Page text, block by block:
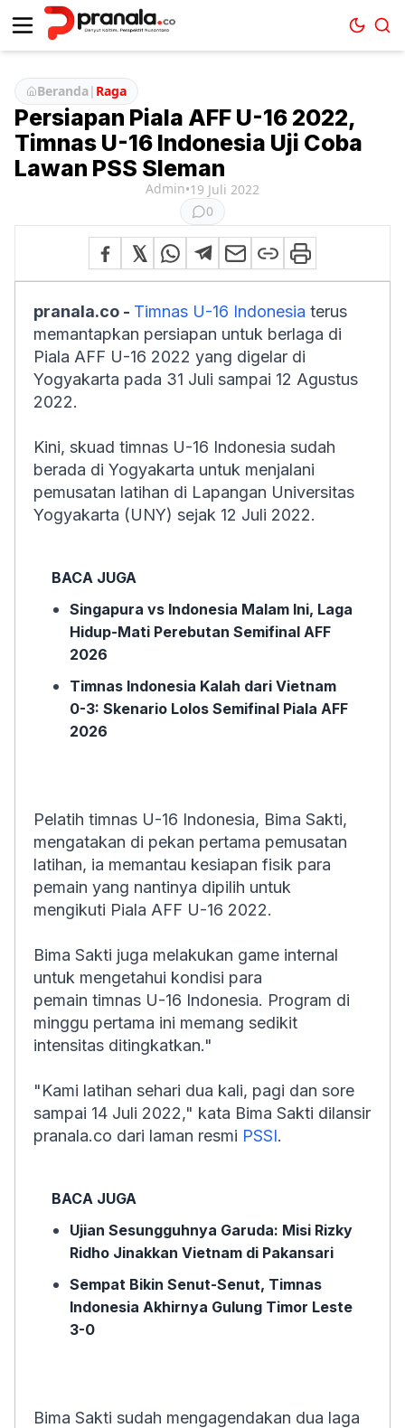
Beranda| Raga
Persiapan Piala AFF U-16 2022,
Timnas U-16 Indonesia Uji Coba
Lawan PSS Sleman
Admin•19 Juli 2022
0
pranala.co - Timnas U-16 Indonesia terus
memantapkan persiapan untuk berlaga di
Piala AFF U-16 2022 yang digelar di
Yogyakarta pada 31 Juli sampai 12 Agustus
2022.
Kini, skuad timnas U-16 Indonesia sudah
berada di Yogyakarta untuk menjalani
pemusatan latihan di Lapangan Universitas
Yogyakarta (UNY) sejak 12 Juli 2022.
BACA JUGA
Singapura vs Indonesia Malam Ini, Laga
Hidup-Mati Perebutan Semifinal AFF
2026
Timnas Indonesia Kalah dari Vietnam
0-3: Skenario Lolos Semifinal Piala AFF
2026
Pelatih timnas U-16 Indonesia, Bima Sakti,
mengatakan di pekan pertama pemusatan
latihan, ia memantau kesiapan fisik para
pemain yang nantinya dipilih untuk
mengikuti Piala AFF U-16 2022.
Bima Sakti juga melakukan game internal
untuk mengetahui kondisi para
pemain timnas U-16 Indonesia. Program di
minggu pertama ini memang sedikit
intensitas ditingkatkan."
"Kami latihan sehari dua kali, pagi dan sore
sampai 14 Juli 2022," kata Bima Sakti dilansir
pranala.co dari laman resmi PSSI.
BACA JUGA
Ujian Sesungguhnya Garuda: Misi Rizky
Ridho Jinakkan Vietnam di Pakansari
Sempat Bikin Senut-Senut, Timnas
Indonesia Akhirnya Gulung Timor Leste
3-0
Bima Sakti sudah mengagendakan dua laga